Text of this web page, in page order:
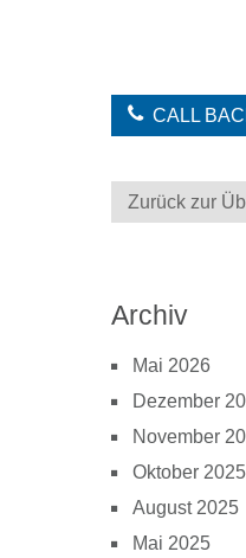
CALL
Zurück zur
Archiv
Mai 2026
Dezember
November
Oktober 2025
August 2025
Mai 2025